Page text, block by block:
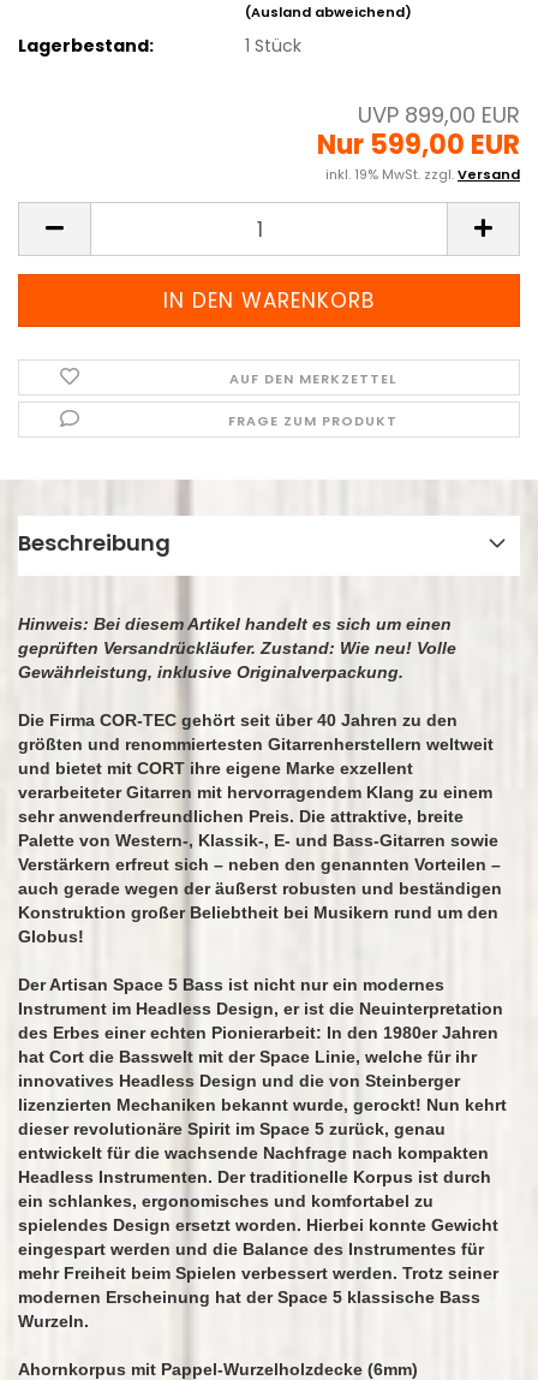
(Ausland abweichend)
Lagerbestand: 1Stück
UVP 899,00 EUR
Nur 599,00 EUR
inkl. 19% MwSt. zzgl.Versand
AUF DEN MERKZETTEL
FRAGE ZUM PRODUKT
Beschreibung
Hinweis: Bei diesem Artikel handelt es sich um einen
geprüften Versandrückläufer. Zustand: Wie neu! Volle
Gewährleistung, inklusive Originalverpackung.
Die Firma COR-TEC gehört seit über 40 Jahren zu den
größten und renommiertesten Gitarrenherstellern weltweit
und bietet mit CORT ihre eigene Marke exzellent
verarbeiteter Gitarren mit hervorragendem Klang zu einem
sehr anwenderfreundlichen Preis. Die attraktive, breite
Palette von Western-, Klassik-, E- und Bass-Gitarren sowie
Verstärkern erfreut sich – neben den genannten Vorteilen –
auch gerade wegen der äußerst robusten und beständigen
Konstruktion großer Beliebtheit bei Musikern rund um den
Globus!
Der Artisan Space 5 Bass ist nicht nur ein modernes
Instrument im Headless Design, er ist die Neuinterpretation
des Erbes einer echten Pionierarbeit: In den 1980er Jahren
hat Cort die Basswelt mit der Space Linie, welche für ihr
innovatives Headless Design und die von Steinberger
lizenzierten Mechaniken bekannt wurde, gerockt! Nun kehrt
dieser revolutionäre Spirit im Space 5 zurück, genau
entwickelt für die wachsende Nachfrage nach kompakten
Headless Instrumenten. Der traditionelle Korpus ist durch
ein schlankes, ergonomisches und komfortabel zu
spielendes Design ersetzt worden. Hierbei konnte Gewicht
eingespart werden und die Balance des Instrumentes für
mehr Freiheit beim Spielen verbessert werden. Trotz seiner
modernen Erscheinung hat der Space 5 klassische Bass
Wurzeln.
Ahornkorpus mit Pappel-Wurzelholzdecke (6mm)